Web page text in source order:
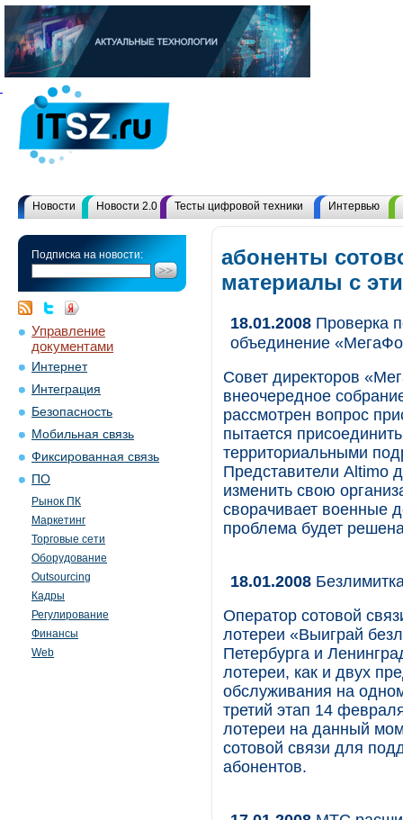
Новости Новости 2.0 Тесты цифровой техники Интервью
Подписка на новости:
Управление
документами
Интернет
Интеграция
Безопасность
Мобильная связь
Фиксированная связь
ПО
Рынок ПК
Маркетинг
Торговые сети
Оборудование
Outsourcing
Кадры
Регулирование
Финансы
Web
абоненты
материалы с
18.01.2008 Проверка
объединение
Совет директоров
внеочередное
рассмотрен вопрос
пытается
территориальными
Представители Altimo
изменить свою
сворачивает военные
проблема будет
18.01.2008
Оператор сотовой
лотереи «Выиграй
Петербурга и
лотереи, как и двух
обслуживания на
третий этап 14
лотереи на данный
сотовой связи для
абонентов.